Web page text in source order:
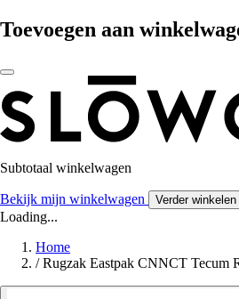
Toevoegen aan
Subtotaal winkelwagen
Bekijk mijn winkelwagen Verder winkelen
Loading...
Home
/ Rugzak Eastpak CNNCT Tecum